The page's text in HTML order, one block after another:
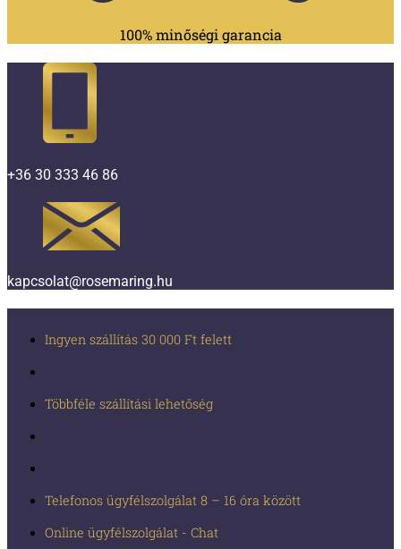
100% minőségi garancia
+36 30 333 46 86
kapcsolat@rosemaring.hu
Ingyen szállítás 30 000 Ft felett
Többféle szállítási lehetőség
Telefonos ügyfélszolgálat 8 – 16 óra között
Online ügyfélszolgálat - Chat